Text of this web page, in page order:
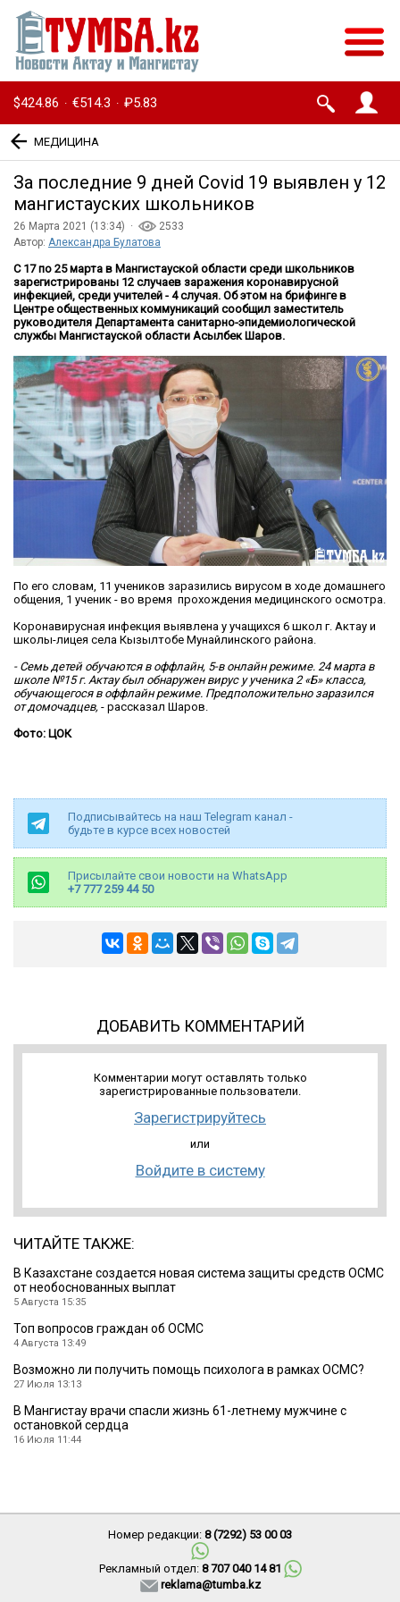
$424.86 · €514.3 · ₽5.83
МЕДИЦИНА
За последние 9 дней Covid 19 выявлен у 12
мангистауских школьников
26 Марта 2021 (13:34) ·
2533
Автор: Александра Булатова
С 17 по 25 марта в Мангистауской области среди школьников
зарегистрированы 12 случаев заражения коронавирусной
инфекцией, среди учителей - 4 случая. Об этом на брифинге в
Центре общественных коммуникаций сообщил заместитель
руководителя Департамента санитарно-эпидемиологической
службы Мангистауской области Асылбек Шаров.
По его словам, 11 учеников заразились вирусом в ходе домашнего
общения, 1 ученик - во время прохождения медицинского осмотра.
Коронавирусная инфекция выявлена у учащихся 6 школ г. Актау и
школы-лицея села Кызылтобе Мунайлинского района.
- Семь детей обучаются в оффлайн, 5-в онлайн режиме. 24 марта в
школе №15 г. Актау был обнаружен вирус у ученика 2 «Б» класса,
обучающегося в оффлайн режиме. Предположительно заразился
от домочадцев, - рассказал Шаров.
Фото: ЦОК
Подписывайтесь на наш Telegram канал -
будьте в курсе всех новостей
Присылайте свои новости на WhatsApp
+7 777 259 44 50
ДОБАВИТЬ КОММЕНТАРИЙ
Комментарии могут оставлять только
зарегистрированные пользователи.
Зарегистрируйтесь
или
Войдите в систему
ЧИТАЙТЕ ТАКЖЕ:
В Казахстане создается новая система защиты средств ОСМС
от необоснованных выплат
5 Августа 15:35
Топ вопросов граждан об ОСМС
4 Августа 13:49
Возможно ли получить помощь психолога в рамках ОСМС?
27 Июля 13:13
В Мангистау врачи спасли жизнь 61-летнему мужчине с
остановкой сердца
16 Июля 11:44
Номер редакции: 8 (7292) 53 00 03
Рекламный отдел: 8 707 040 14 81
reklama@tumba.kz